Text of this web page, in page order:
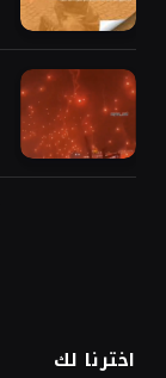
اخترنا لك